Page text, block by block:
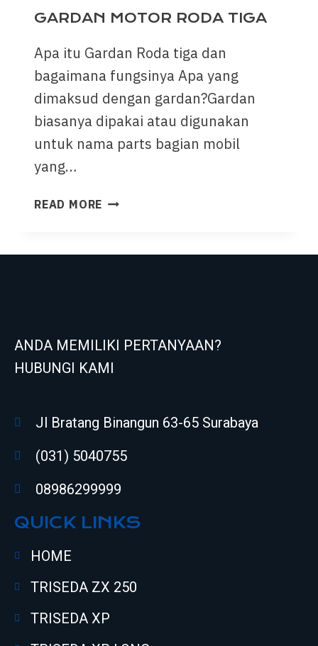
GARDAN MOTOR RODA TIGA
Apa itu Gardan Roda tiga dan
bagaimana fungsinya Apa yang
dimaksud dengan gardan?Gardan
biasanya dipakai atau digunakan
untuk nama parts bagian mobil
yang…
READ MORE
ANDA MEMILIKI PERTANYAAN?
HUBUNGI KAMI
Jl Bratang Binangun 63-65 Surabaya
(031) 5040755
08986299999
QUICK LINKS
HOME
TRISEDA ZX 250
TRISEDA XP